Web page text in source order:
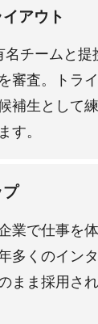
アウト
名チームと提
審査。トラ
補生として
す。
プ
業で仕事を
多くのイン
まま採用さ